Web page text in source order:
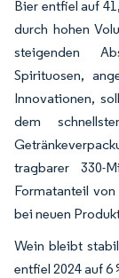
Bier entfiel auf
durch hohen
steigenden
Spirituosen,
Innovationen,
dem
tragbarer 330-
Formatanteil
bei neuen
Wein bleibt
entfiel 2024 auf